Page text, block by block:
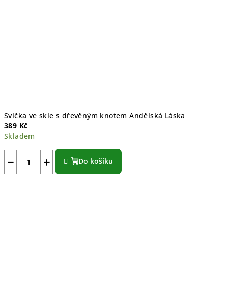
Svíčka ve skle s dřevěným knotem Andělská Láska
389 Kč
Skladem
produktu
je
+
− Do košíku